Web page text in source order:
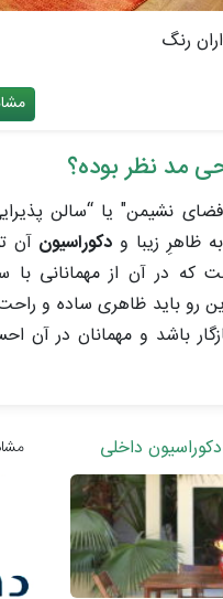
رنگ
مد نظر بوده؟
نشیمن" یا “سالن
ظاهرِ زیبا و دکوراسیون آن
که در آن از مهمانانی با
رو باید ظاهری ساده و
باشد و مهمانان در آن
داخلی